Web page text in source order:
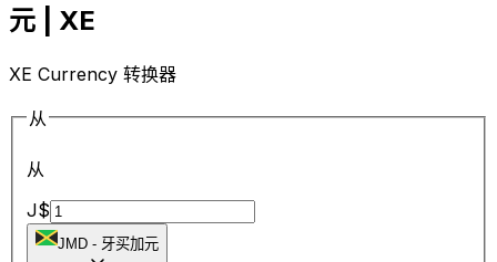
元 | XE
XE Currency 转换器
从
从
J$
JMD - 牙买加元